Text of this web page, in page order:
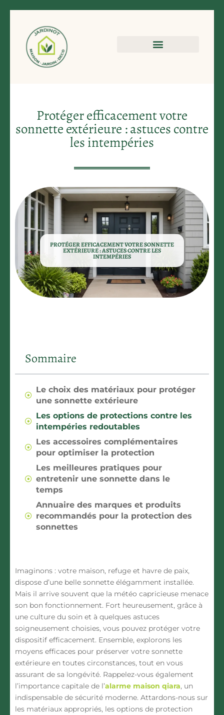
Protéger efficacement votre
sonnette extérieure : astuces contre
les intempéries
PROTÉGER EFFICACEMENT VOTRE SONNETTE
EXTÉRIEURE : ASTUCES CONTRE LES
INTEMPÉRIES
Sommaire
Le choix des matériaux pour protéger
une sonnette extérieure
Les options de protections contre les
intempéries redoutables
Les accessoires complémentaires
pour optimiser la protection
Les meilleures pratiques pour
entretenir une sonnette dans le
temps
Annuaire des marques et produits
recommandés pour la protection des
sonnettes
Imaginons : votre maison, refuge et havre de paix,
dispose d’une belle sonnette élégamment installée.
Mais il arrive souvent que la météo capricieuse menace
son bon fonctionnement. Fort heureusement, grâce à
une culture du soin et à quelques astuces
soigneusement choisies, vous pouvez protéger votre
dispositif efficacement. Ensemble, explorons les
moyens efficaces pour préserver votre sonnette
extérieure en toutes circonstances, tout en vous
assurant de sa longévité. Rappelez-vous également
l’importance capitale de l’alarme maison qiara, un
indispensable de sécurité moderne. Attardons-nous sur
les matériaux appropriés, les options de protection